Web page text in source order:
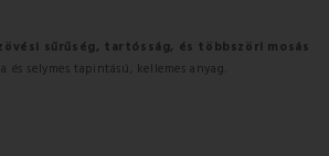
sűrűség, tartósság, és többszöri mosás
és selymes tapintású, kellemes anyag.